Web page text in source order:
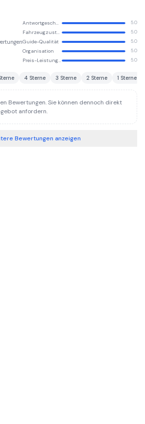
Antwortgeschwindigkeit 5.0
Fahrzeugzustand 5.0
Guide-Qualität 5.0
Organisation 5.0
Preis-Leistungs-Verhältnis 5.0
4 Sterne 3 Sterne 2 Sterne 1 Sterne
Bewertungen. Sie können dennoch direkt
anfordern.
Bewertungen anzeigen